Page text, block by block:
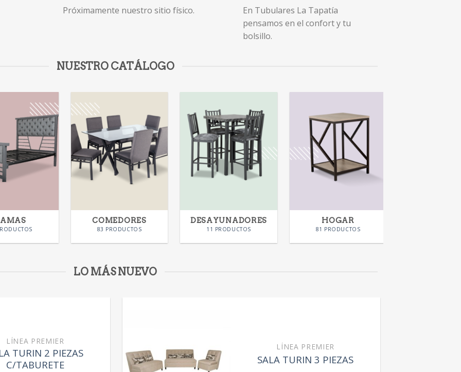
Próximamente nuestro sitio físico.
En Tubulares La Tapatía
pensamos en el confort y tu
bolsillo.
NUESTRO CATÁLOGO
COMEDORES
83 PRODUCTOS
DESAYUNADORES
11 PRODUCTOS
HOGAR
81 PRODUCTOS
LO MÁS NUEVO
LÍNEA PREMIER
TURIN 2 PIEZAS
C/TABURETE
LÍNEA PREMIER
SALA TURIN 3 PIEZAS